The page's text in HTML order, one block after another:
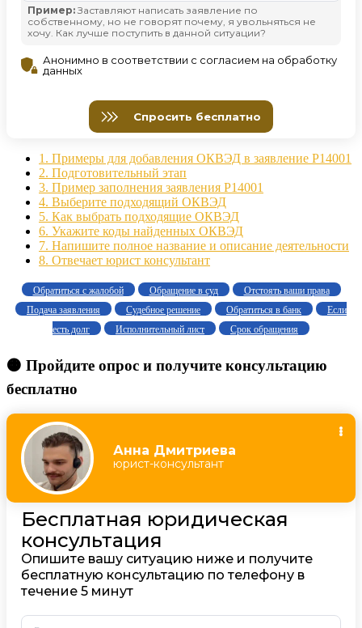
1. Примеры для добавления ОКВЭД в заявление Р14001
2. Подготовительный этап
3. Пример заполнения заявления Р14001
4. Выберите подходящий ОКВЭД
5. Как выбрать подходящие ОКВЭД
6. Укажите коды найденных ОКВЭД
7. Напишите полное название и описание деятельности
8. Отвечает юрист консультант
Обратиться с жалобой Обращение в суд
Отстоять ваши права
Подача заявления
Судебное решение Обратиться в банк
Если
есть долг
Исполнительный лист Срок обращения
🟠 Пройдите опрос и получите консультацию
бесплатно